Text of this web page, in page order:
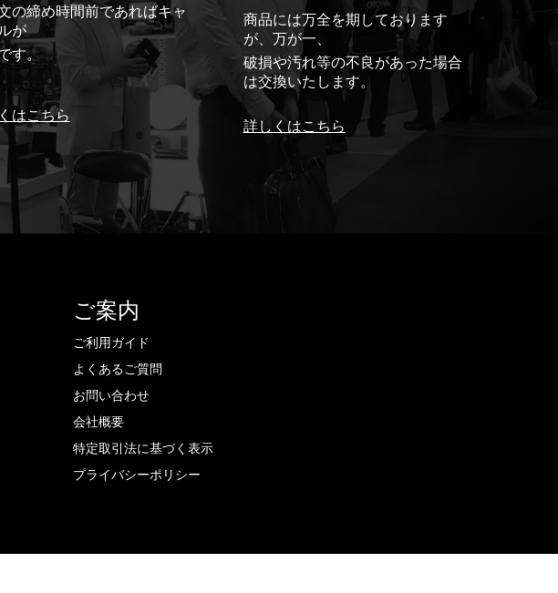
の締め時間前であればキャ
が
す。
はこちら
商品には万全を期しております
が、万が一、
破損や汚れ等の不良があった場合
は交換いたします。
詳しくはこちら
ご案内
ご利用ガイド
よくあるご質問
お問い合わせ
会社概要
特定取引法に基づく表示
プライバシーポリシー